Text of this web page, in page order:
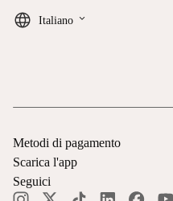
Italiano keyboard_arrow_down
Metodi di pagamento
Scarica l'app
Seguici